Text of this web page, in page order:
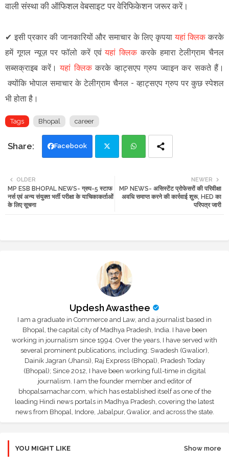
वाली संस्था की ऑफिशल वेबसाइट पर वेरिफिकेशन जरूर करें।
✔ इसी प्रकार की जानकारियों और समाचार के लिए कृपयायहां क्लिक करके
हमें गूगल न्यूज़ पर फॉलो करें एवंयहां क्लिक करके हमारा टेलीग्राम चैनल
सब्सक्राइब करें।यहां क्लिककरके व्हाट्सएप ग्रुप ज्वाइन कर सकते हैं ।
क्योंकि भोपाल समाचार के टेलीग्राम चैनल - व्हाट्सएप ग्रुपपर कुछ स्पेशल
भी होता है।
Tags Bhopal career
Facebook
tte ats
NEWER
MP NEWS- असिस्टेंट प्रोफेसरों की परिवीक्षा
अवधि समाप्त करने की कार्रवाई शुरू, HED का
परिपत्र जारी
OLDER
MP ESB BHOPAL NEWS- ग्रुप-5 स्टाफ
नर्स एवं अन्य संयुक्त भर्ती परीक्षा के याचिकाकर्ताओं
के लिए सूचना
Updesh Awasthee
I am a graduate in Commerce and Law, and a journalist based in
Bhopal, the capital city of Madhya Pradesh, India. I have been
working in journalism since 1994. Over the years, I have served with
several prominent publications, including: Swadesh (Gwalior),
Dainik Jagran (Jhansi), Raj Express (Bhopal), Pradesh Today
(Bhopal); Since 2012, I have been working full-time in digital
journalism. I am the founder member and editor of
bhopalsamachar.com, which has established itself as one of the
leading Hindi news portals in Madhya Pradesh, covering the latest
news from Bhopal, Indore, Jabalpur, Gwalior, and across the state.
YOU MIGHT LIKE Show more